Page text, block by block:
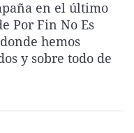
La rosa de los vientos
Gente viajera
Como el perro y el
Caso
Retornados
Equipo de
Extremadura
Galicia
La Rioja
País Vasco
Virales
Televisión
Elecciones
en el último
Por Fin No Es
hemos
y sobre todo de